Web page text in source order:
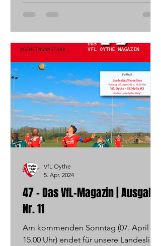
47 - Das VfL-Magazin | Ausgabe
Nr. 11
Am kommenden Sonntag (07. April -
15.00 Uhr) endet für unsere Landesliga-
VfL Oythe
5. Apr. 2024